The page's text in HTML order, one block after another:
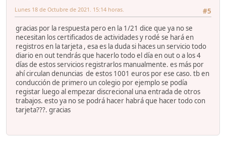
#5
Lunes 18 de Octubre de 2021. 15:14 horas.
gracias por la respuesta pero en la 1/21 dice que ya no se
necesitan los certificados de actividades y rodé se hará en
registros en la tarjeta , esa es la duda si haces un servicio todo
diario en out tendrás que hacerlo todo el día en out o a los 4
días de estos servicios registrarlos manualmente. es más por
ahí circulan denuncias de estos 1001 euros por ese caso. tb en
conducción de primero un colegio por ejemplo se podía
registar luego al empezar discrecional una entrada de otros
trabajos. esto ya no se podrá hacer habrá que hacer todo con
tarjeta???. gracias